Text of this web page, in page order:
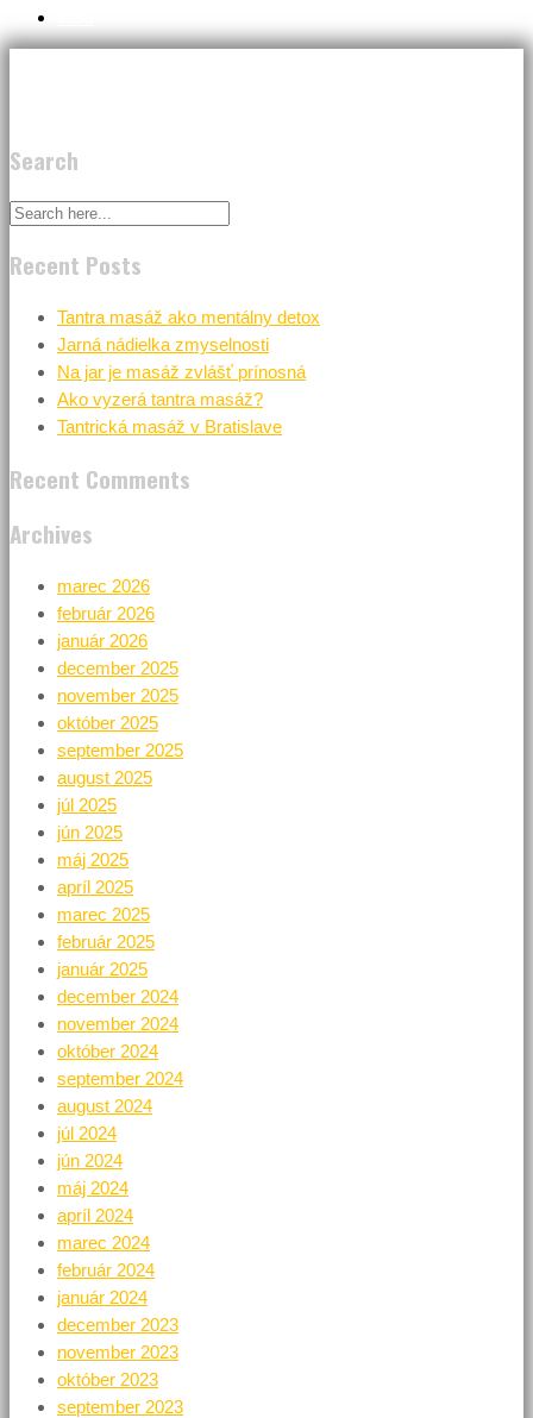
Search
Recent Posts
Tantra masáž ako mentálny detox
Jarná nádielka zmyselnosti
Na jar je masáž zvlášť prínosná
Ako vyzerá tantra masáž?
Tantrická masáž v Bratislave
Recent Comments
Archives
marec 2026
február 2026
január 2026
december 2025
november 2025
október 2025
september 2025
august 2025
júl 2025
jún 2025
máj 2025
apríl 2025
marec 2025
február 2025
január 2025
december 2024
november 2024
október 2024
september 2024
august 2024
júl 2024
jún 2024
máj 2024
apríl 2024
marec 2024
február 2024
január 2024
december 2023
november 2023
október 2023
september 2023